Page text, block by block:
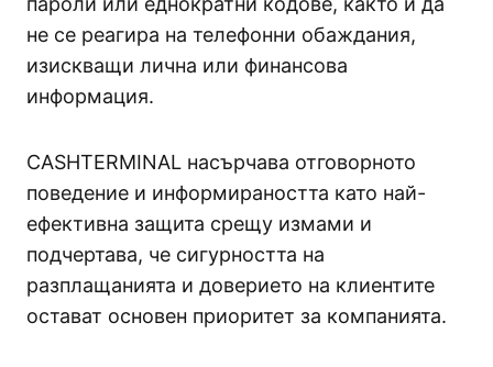
не се реагира на телефонни обаждания,
изискващи лична или финансова
информация.
CASHTERMINAL насърчава отговорното
поведение и информираността като най-
ефективна защита срещу измами и
подчертава, че сигурността на
разплащанията и доверието на клиентите
остават основен приоритет за компанията.